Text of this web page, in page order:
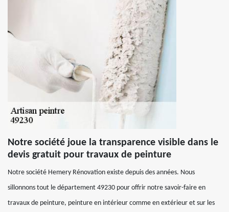
Notre société joue la transparence visible dans le
devis gratuit pour travaux de peinture
Notre société Hemery Rénovation existe depuis des années. Nous
sillonnons tout le département 49230 pour offrir notre savoir-faire en
travaux de peinture, peinture en intérieur comme en extérieur et sur les